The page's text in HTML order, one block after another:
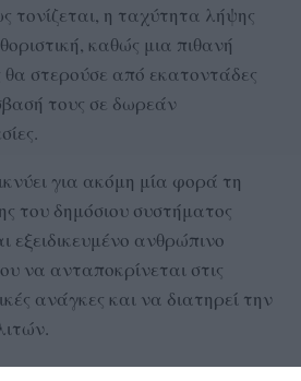
τονίζεται, η ταχύτητα λήψης
καθώς μια πιθανή
θα στερούσε από εκατοντάδες
τους σε δωρεάν
για ακόμη μία φορά τη
του δημόσιου συστήματος
εξειδικευμένο ανθρώπινο
να ανταποκρίνεται στις
ανάγκες και να διατηρεί την